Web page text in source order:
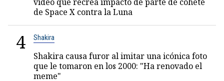
de Space X contra la Luna
4 Shakira
Shakira causa furor al imitar una icónica foto
que le tomaron en los 2000: "Ha renovado el
meme"